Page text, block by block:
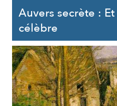
Auvers secrète :
célèbre